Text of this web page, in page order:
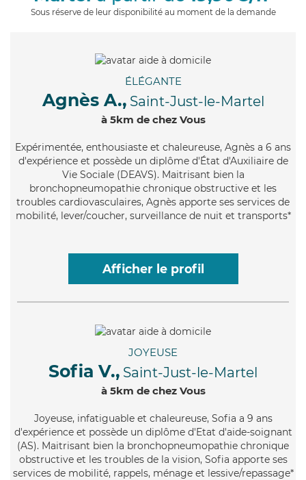
Sous réserve de leur disponibilité au moment de la demande
ÉLÉGANTE
Agnès A., Saint-Just-le-Martel
à 5km de chez Vous
Expérimentée, enthousiaste et chaleureuse, Agnès a 6 ans
d'expérience et possède un diplôme d'État d'Auxiliaire de
Vie Sociale (DEAVS). Maitrisant bien la
bronchopneumopathie chronique obstructive et les
troubles cardiovasculaires, Agnès apporte ses services de
mobilité, lever/coucher, surveillance de nuit et transports*
Afficher le profil
JOYEUSE
Sofia V., Saint-Just-le-Martel
à 5km de chez Vous
Joyeuse, infatiguable et chaleureuse, Sofia a 9 ans
d'expérience et possède un diplôme d'Etat d'aide-soignant
(AS). Maitrisant bien la bronchopneumopathie chronique
obstructive et les troubles de la vision, Sofia apporte ses
services de mobilité, rappels, ménage et lessive/repassage*